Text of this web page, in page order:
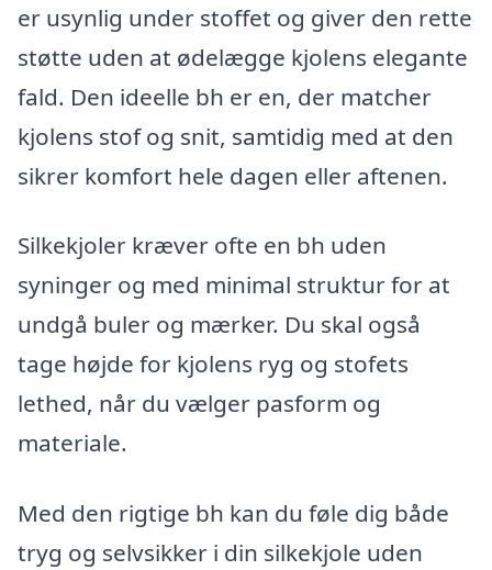
er usynlig under stoffet og giver den rette
støtte uden at ødelægge kjolens elegante
fald. Den ideelle bh er en, der matcher
kjolens stof og snit, samtidig med at den
sikrer komfort hele dagen eller aftenen.
Silkekjoler kræver ofte en bh uden
syninger og med minimal struktur for at
undgå buler og mærker. Du skal også
tage højde for kjolens ryg og stofets
lethed, når du vælger pasform og
materiale.
Med den rigtige bh kan du føle dig både
tryg og selvsikker i din silkekjole uden